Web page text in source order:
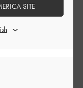
デザインを探してい
囲なので日常使いさ
SITE